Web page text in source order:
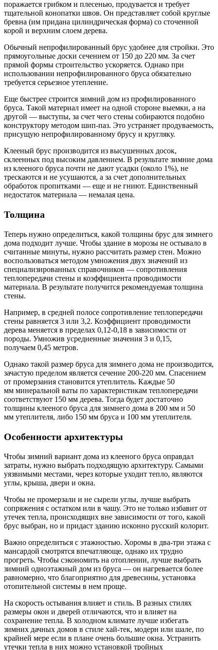
поражается грибком и плесенью, продувается и требует
тщательной конопатки швов. Он представляет собой круглые
бревна (им придана цилиндрическая форма) со сточенной
корой и верхним слоем дерева.
Обычный непрофилированный брус удобнее для стройки. Это
прямоугольные доски сечением от 150 до 220 мм. За счет
прямой формы строительство ускоряется. Однако при
использовании непрофилированного бруса обязательно
требуется серьезное утепление.
Еще быстрее строится зимний дом из профилированного
бруса. Такой материал имеет на одной стороне выемки, а на
другой — выступы, за счет чего стены собираются подобно
конструктору методом шип-паз. Это устраняет продуваемость,
присущую непрофилированному брусу и кругляку.
Клееный брус производится из высушенных досок,
склеенных под высоким давлением. В результате зимние дома
из клееного бруса почти не дают усадки (около 1%), не
трескаются и не усушаются, а за счет дополнительных
обработок пропитками — еще и не гниют. Единственный
недостаток материала — немалая цена.
Толщина
Теперь нужно определиться, какой толщины брус для зимнего
дома подходит лучше. Чтобы здание в морозы не остывало в
считанные минуты, нужно рассчитать размер стен. Можно
воспользоваться методом умножения двух значений из
специализированных справочников — сопротивления
теплопередачи стены и коэффициента проводимости
материала. В результате получится рекомендуемая толщина
стены.
Например, в средней полосе сопротивление теплопередачи
стены равняется 3 или 3,2. Коэффициент проводимости
дерева меняется в пределах 0,12-0,18 в зависимости от
породы. Умножив усредненные значения 3 и 0,15,
получаем 0,45 метров.
Однако такой размер бруса для зимнего дома не производится,
зачастую пределом является сечение 200-220 мм. Спасением
от промерзания становится утеплитель. Каждые 50
мм минеральной ваты по характеристикам теплопередачи
соответствуют 150 мм дерева. Тогда будет достаточно
толщины клееного бруса для зимнего дома в 200 мм и 50
мм утеплителя, либо 150 мм бруса и 100 мм утеплителя.
Особенности архитектуры
Чтобы зимний вариант дома из клееного бруса оправдал
затраты, нужно выбрать подходящую архитектуру. Самыми
уязвимыми местами, через которые уходит тепло, являются
углы, крыша, двери и окна.
Чтобы не промерзали и не сырели углы, лучше выбрать
сопряжения с остатком или в чашу. Это не только избавит от
утечек тепла, происходящих вне зависимости от того, какой
брус выбран, но и придаст зданию исконно русский колорит.
Важно определиться с этажностью. Хоромы в два-три этажа с
мансардой смотрятся впечатляюще, однако их трудно
прогреть. Чтобы сэкономить на отоплении, лучше выбрать
зимний одноэтажный дом из бруса — он нагревается более
равномерно, что благоприятно для древесины, установка
отопительной системы в нем проще.
На скорость остывания влияет и стиль. В разных стилях
размеры окон и дверей отличаются, что и влияет на
сохранение тепла. В холодном климате лучше избегать
зимних дачных домов в стиле хай-тек, модерн или шале, по
крайней мере если в плане очень большие окна. Устранить
утечки тепла в них можно установкой тройных